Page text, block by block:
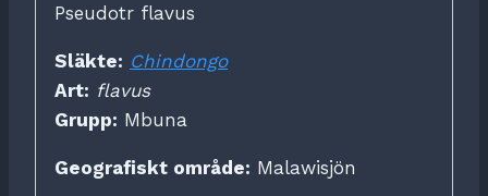
Pseudotr flavus
Släkte: Chindongo
Art: flavus
Grupp: Mbuna
Geografiskt område: Malawisjön